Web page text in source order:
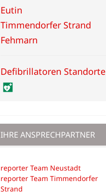
Eutin
Timmendorfer Strand
Fehmarn
Defibrillatoren Standorte
IHRE ANSPRECHPARTNER
reporter Team Neustadt
reporter Team Timmendorfer
Strand